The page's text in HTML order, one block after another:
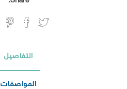
التفاصيل
المواصفات